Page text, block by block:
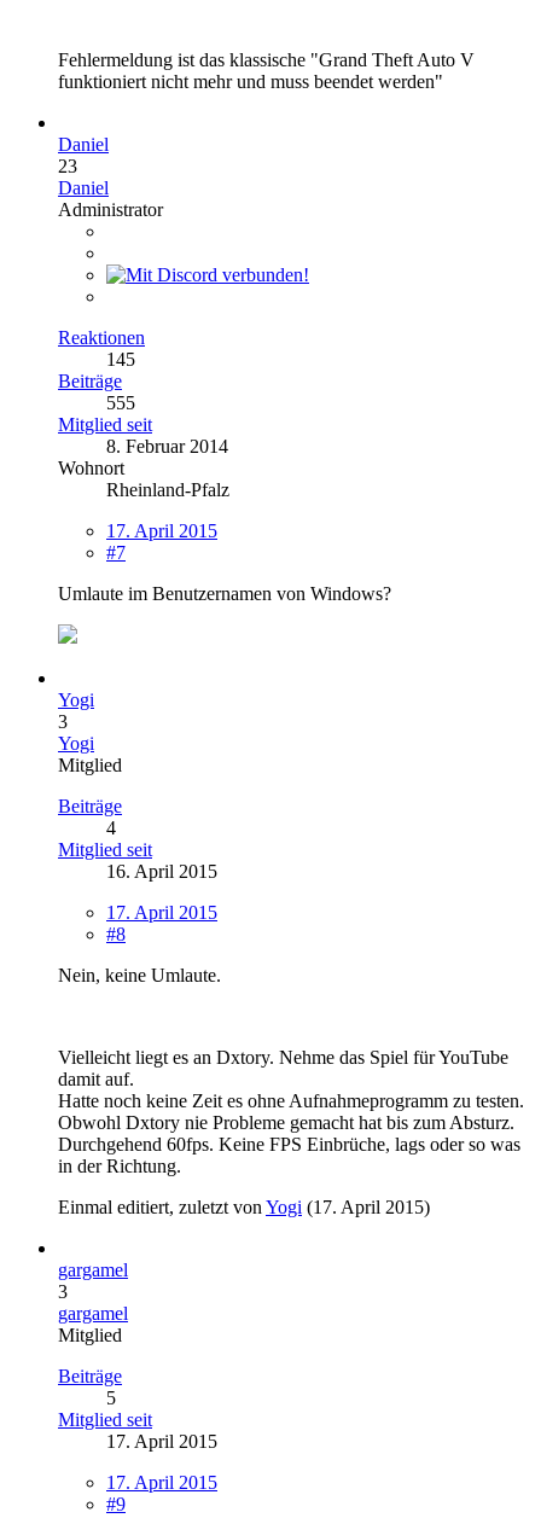
Fehlermeldung ist das klassische "Grand Theft Auto V
funktioniert nicht mehr und muss beendet werden"
Daniel
23
Daniel
Administrator
Reaktionen
145
Beiträge
555
Mitglied seit
8. Februar 2014
Wohnort
Rheinland-Pfalz
17. April 2015
#7
Umlaute im Benutzernamen von Windows?
Yogi
3
Yogi
Mitglied
Beiträge
4
Mitglied seit
16. April 2015
17. April 2015
#8
Nein, keine Umlaute.
Vielleicht liegt es an Dxtory. Nehme das Spiel für YouTube
damit auf.
Hatte noch keine Zeit es ohne Aufnahmeprogramm zu testen.
Obwohl Dxtory nie Probleme gemacht hat bis zum Absturz.
Durchgehend 60fps. Keine FPS Einbrüche, lags oder so was
in der Richtung.
Einmal editiert, zuletzt von Yogi (17. April 2015)
gargamel
3
gargamel
Mitglied
Beiträge
5
Mitglied seit
17. April 2015
17. April 2015
#9